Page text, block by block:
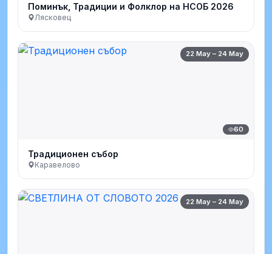
Поминък, Традиции и Фолклор на НСОБ 2026
Лясковец
22 May – 24 May
60
Традиционен събор
Каравелово
22 May – 24 May